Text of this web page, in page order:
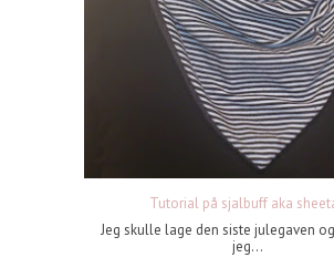
Tutorial på sjalbuff aka
Jeg skulle lage den siste julegaven
jeg...